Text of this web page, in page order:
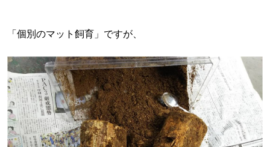
「個別のマット飼育」ですが、